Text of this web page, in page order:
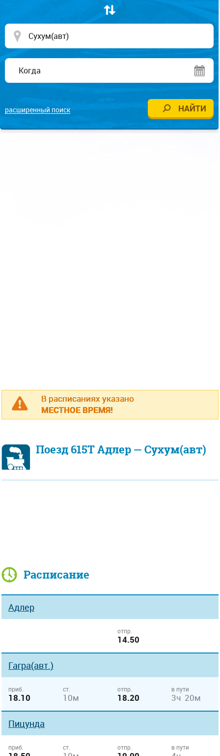
расширенный поиск
В расписаниях указано
МЕСТНОЕ ВРЕМЯ!
Поезд 615Т Адлер — Сухум(авт)
Расписание
Адлер
отпр.
14.50
Гагра(авт.)
приб.
18.10
ст.
10м
отпр.
18.20
в пути
3ч 20м
Пицунда
приб. ст. отпр. в пути